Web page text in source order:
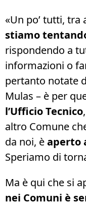
«Un po’ tutti,
stiamo
rispondendo a
informazioni o
pertanto notate
Mulas – è per
l’Ufficio Tecnico
altro Comune
da noi, èaperto
Speriamo di
Ma è qui che si
nei Comuni è